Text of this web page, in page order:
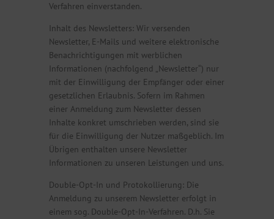
Verfahren einverstanden.
Inhalt des Newsletters: Wir versenden
Newsletter, E-Mails und weitere elektronische
Benachrichtigungen mit werblichen
Informationen (nachfolgend „Newsletter“) nur
mit der Einwilligung der Empfänger oder einer
gesetzlichen Erlaubnis. Sofern im Rahmen
einer Anmeldung zum Newsletter dessen
Inhalte konkret umschrieben werden, sind sie
für die Einwilligung der Nutzer maßgeblich. Im
Übrigen enthalten unsere Newsletter
Informationen zu unseren Leistungen und uns.
Double-Opt-In und Protokollierung: Die
Anmeldung zu unserem Newsletter erfolgt in
einem sog. Double-Opt-In-Verfahren. D.h. Sie